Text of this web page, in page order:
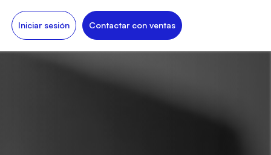
Iniciar sesión Contactar con ventas